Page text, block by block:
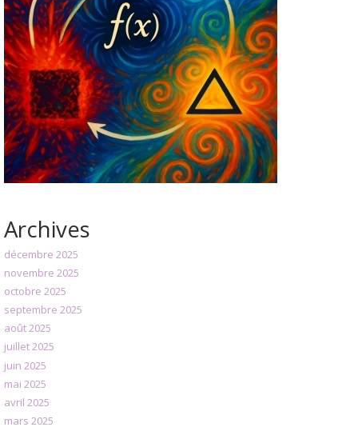
Archives
décembre 2025
novembre 2025
octobre 2025
septembre 2025
août 2025
juillet 2025
juin 2025
mai 2025
avril 2025
mars 2025